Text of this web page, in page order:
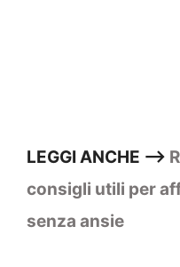
LEGGI ANCHE –>
consigli utili per
senza ansie